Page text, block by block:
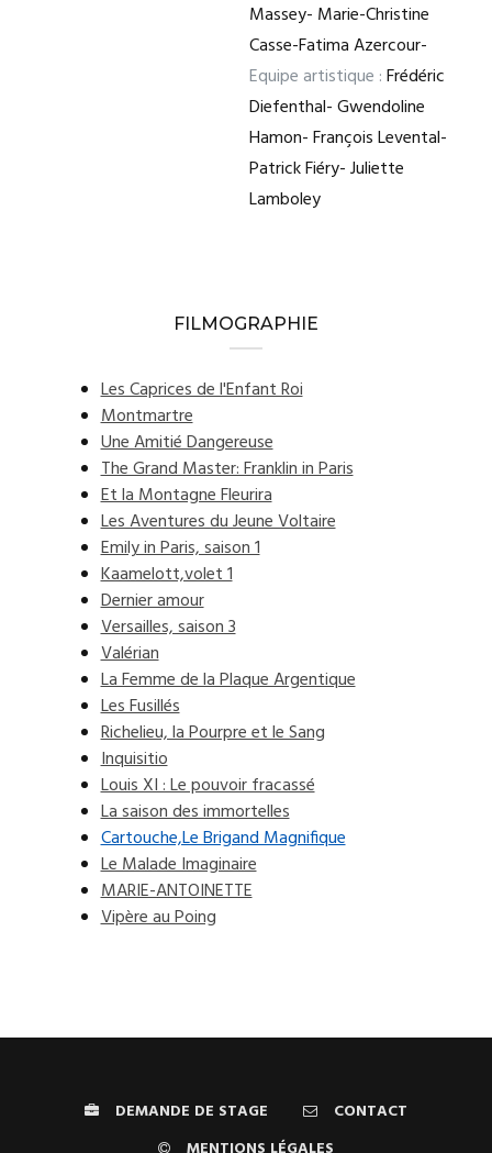
Massey- Marie-Christine
Casse-Fatima Azercour-
Equipe artistique :Frédéric
Diefenthal- Gwendoline
Hamon- François Levental-
Patrick Fiéry- Juliette
Lamboley
FILMOGRAPHIE
Les Caprices de l'Enfant Roi
Montmartre
Une Amitié Dangereuse
The Grand Master: Franklin in Paris
Et la Montagne Fleurira
Les Aventures du Jeune Voltaire
Emily in Paris, saison 1
Kaamelott,volet 1
Dernier amour
Versailles, saison 3
Valérian
La Femme de la Plaque Argentique
Les Fusillés
Richelieu, la Pourpre et le Sang
Inquisitio
Louis XI : Le pouvoir fracassé
La saison des immortelles
Cartouche,Le Brigand Magnifique
Le Malade Imaginaire
MARIE-ANTOINETTE
Vipère au Poing
DEMANDE DE STAGE
CONTACT